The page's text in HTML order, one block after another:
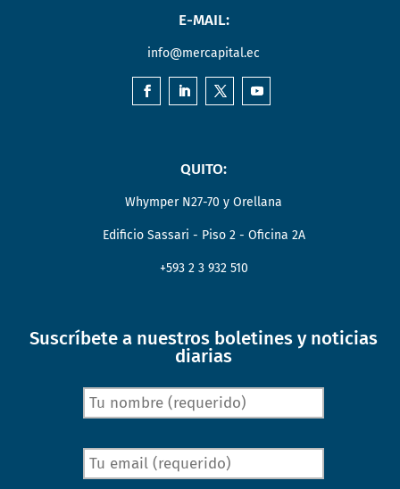
E-MAIL:
info@mercapital.ec
QUITO:
Whymper N27-70 y Orellana
Edificio Sassari - Piso 2 - Oficina 2A
+593 2 3 932 510
Suscríbete a nuestros boletines y noticias
diarias